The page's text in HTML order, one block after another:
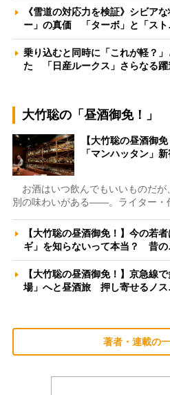
《雪道の対応力を検証》シビア
ー」の真価 「ターボ」と「ス
乗り込むと同時に「これが軽？
た 「日産ルークス」さらなる
大竹聡の「昼酒御免！」
【大竹聡の昼酒御
「マンハッタン」
お酒はいつ飲んでもいいものだが
別の味わいがある――。ライター・
【大竹聡の昼酒御免！】今の若
ギ」を知らないって本当？ 昔
【大竹聡の昼酒御免！】京急線
場」へと昼酒旅 押し寄せるノ
著者・連載の